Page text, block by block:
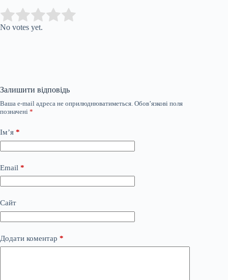
Rate this item:
No votes yet.
Залишити відповідь
Ваша e-mail адреса не оприлюднюватиметься. Обов’язкові поля
позначені *
Ім’я *
Email *
Сайт
Додати коментар *